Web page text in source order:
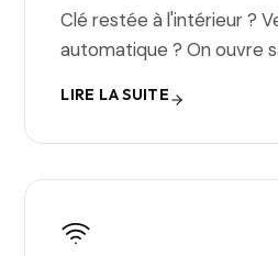
Clé restée à l'intérieur ?
automatique ? On ouvre
LIRE LA SUITE